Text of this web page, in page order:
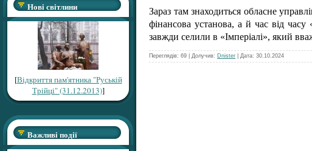
Нові світлини
[Відкриття пам'ятника "Руській
Трійці" (31.12.2013)]
Важливі події
Зараз там знаходиться обласне
фінансова установа, а й час від
завжди селили в «Імперіалі», який
Переглядів: 69 | Долучив: Dnister | Дата: 30.10.2024